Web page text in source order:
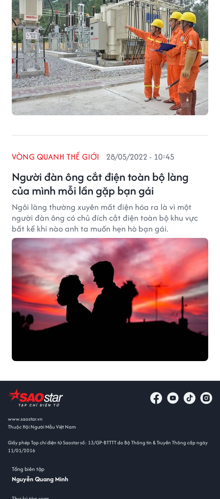
Người đàn ông cắt điện toàn bộ làng
của mình mỗi lần gặp bạn gái
VÒNG QUANH THẾ GIỚI 28/05/2022 - 10:45
Ngôi làng thường xuyên mất điện hóa ra là vì một
người đàn ông có chủ đích cắt điện toàn bộ khu vực
bất kể khi nào anh ta muốn hẹn hò bạn gái.
www.saostar.vn
Thuộc Hội Người Mẫu Việt Nam
Giấy phép Tạp chí điện tử Saostar số: 13/GP-BTTTT do Bộ Thông tin & Truyền Thông cấp ngày
11/01/2016
Tổng biên tập
Nguyễn Quang Minh